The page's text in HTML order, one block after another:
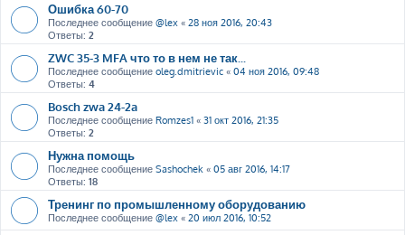
Ошибка 60-70
Последнее сообщение @lex « 28 ноя 2016, 20:43
Ответы: 2
ZWC 35-3 MFA что то в нем не так...
Последнее сообщение oleg.dmitrievic « 04 ноя 2016, 09:48
Ответы: 4
Bosch zwa 24-2a
Последнее сообщение Romzes1 « 31 окт 2016, 21:35
Ответы: 2
Нужна помощь
Последнее сообщение Sashochek « 05 авг 2016, 14:17
Ответы: 18
Тренинг по промышленному оборудованию
Последнее сообщение @lex « 20 июл 2016, 10:52